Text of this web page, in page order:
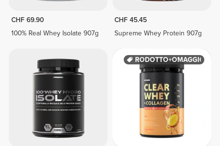
CHF 69.90
100% Real Whey Isolate 907g
CHF 45.45
Supreme Whey Protein 907g
PRODOTTO+OMAGGIO